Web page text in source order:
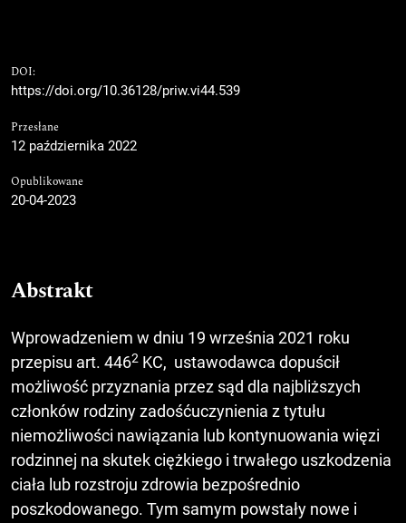
DOI:
https://doi.org/10.36128/priw.vi44.539
Przesłane
12 października 2022
Opublikowane
20-04-2023
Abstrakt
Wprowadzeniem w dniu 19 września 2021 roku
przepisu art. 4462 KC, ustawodawca dopuścił
możliwość przyznania przez sąd dla najbliższych
członków rodziny zadośćuczynienia z tytułu
niemożliwości nawiązania lub kontynuowania więzi
rodzinnej na skutek ciężkiego i trwałego uszkodzenia
ciała lub rozstroju zdrowia bezpośrednio
poszkodowanego. Tym samym powstały nowe i